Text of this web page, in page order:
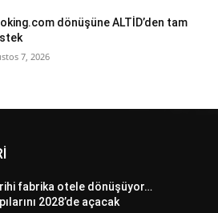
dönüşüne ALTİD’den tam
7, 2026
fabrika otele dönüşüyor…
2028’de açacak